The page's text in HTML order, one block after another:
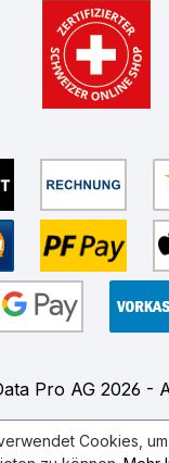
Pro AG 2026 -
Cookies,